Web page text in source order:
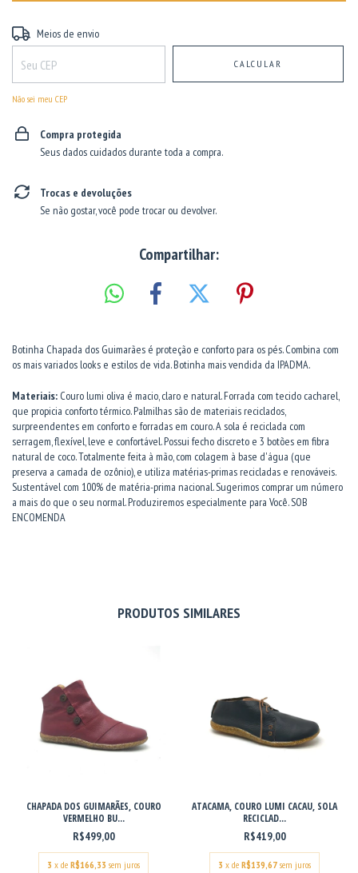
Entregas para o CEP:
Meios de envio
CALCULAR
Não sei meu CEP
Compra protegida
Seus dados cuidados durante toda a compra.
Trocas e devoluções
Se não gostar, você pode trocar ou devolver.
Compartilhar:
Botinha Chapada dos Guimarães é proteção e conforto para os pés. Combina com
os mais variados looks e estilos de vida. Botinha mais vendida da IPADMA.
Materiais: Couro lumi oliva é macio, claro e natural. Forrada com tecido cacharel,
que propicia conforto térmico. Palmilhas são de materiais reciclados,
surpreendentes em conforto e forradas em couro. A sola é reciclada com
serragem, flexível, leve e confortável. Possui fecho discreto e 3 botões em fibra
natural de coco. Totalmente feita à mão, com colagem à base d'água (que
preserva a camada de ozônio), e utiliza matérias-primas recicladas e renováveis.
Sustentável com 100% de matéria-prima nacional. Sugerimos comprar um número
a mais do que o seu normal. Produziremos especialmente para Você. SOB
ENCOMENDA
PRODUTOS SIMILARES
CHAPADA DOS GUIMARÃES, COURO
VERMELHO BU...
R$499,00
3 x de R$166,33 sem juros
ATACAMA, COURO LUMI CACAU, SOLA
RECICLAD...
R$419,00
3 x de R$139,67 sem juros